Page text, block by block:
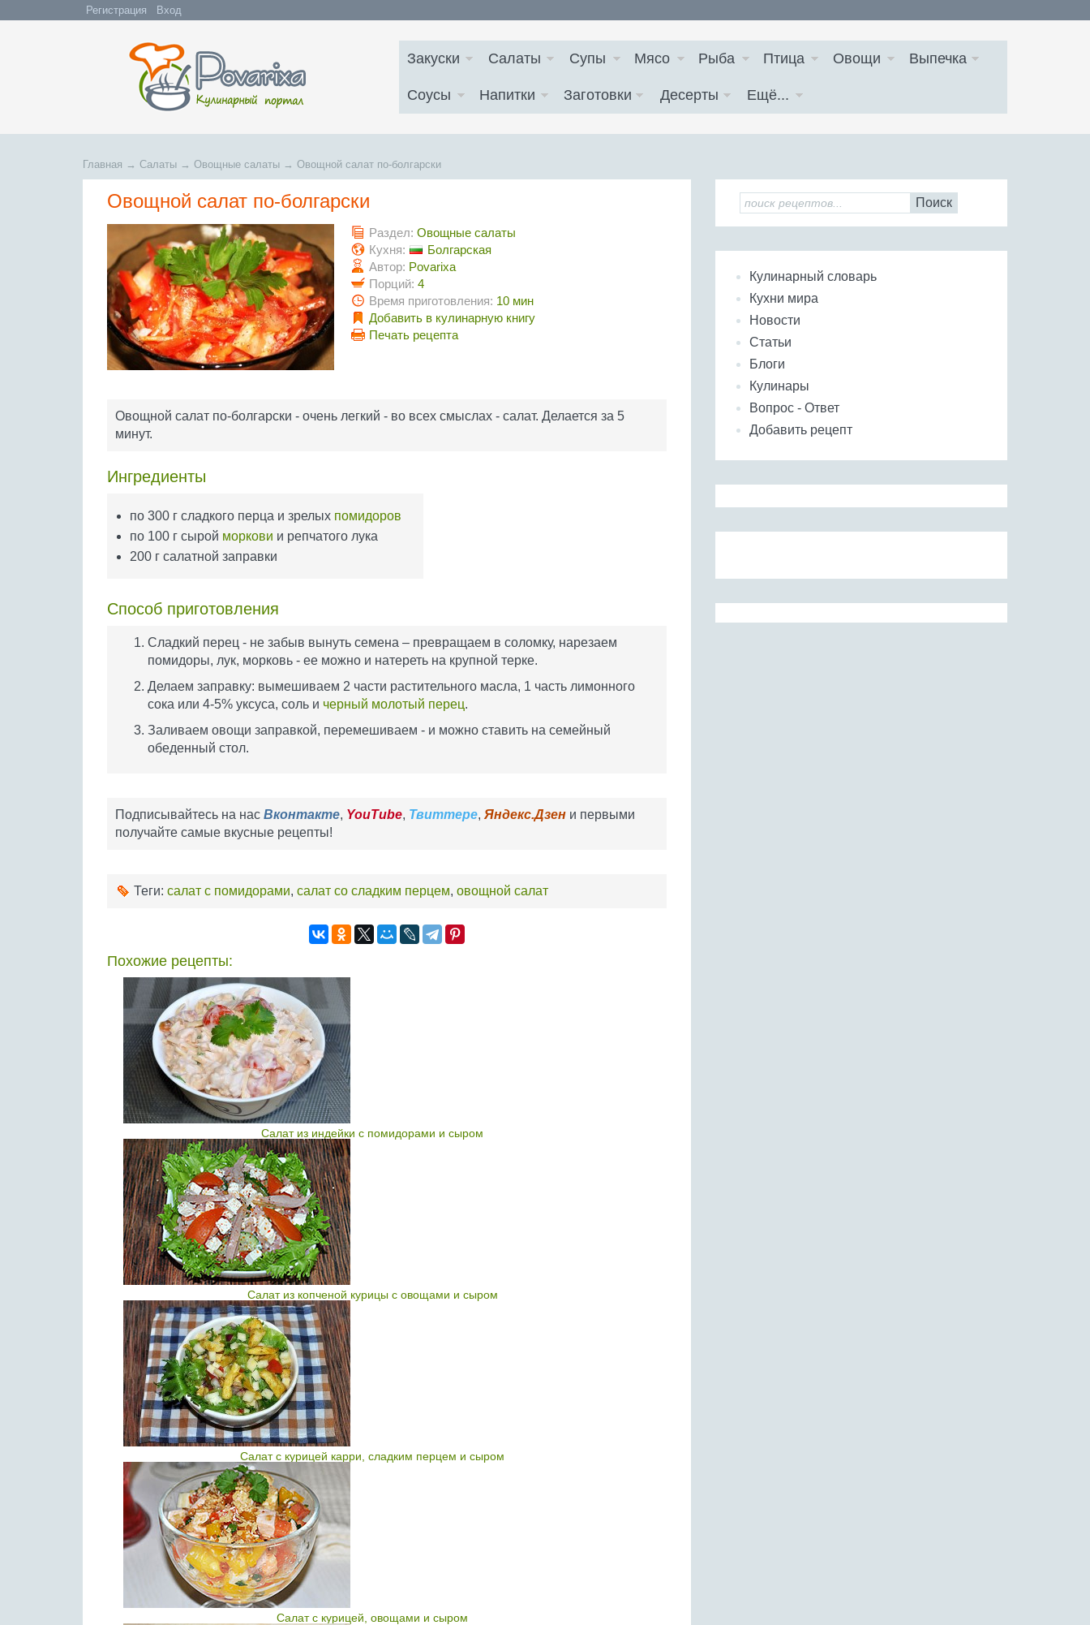
Регистрация Вход
Закуски Салаты Супы Мясо Рыба Птица Овощи Выпечка
Соусы Напитки Заготовки Десерты Ещё...
Главная → Салаты → Овощные салаты → Овощной салат по-болгарски
Овощной салат по-болгарски
Раздел: Овощные салаты
Кухня:
Болгарская
Автор: Povarixa
Порций: 4
Время приготовления: 10 мин
Добавить в кулинарную книгу
Печать рецепта
Овощной салат по-болгарски - очень легкий - во всех смыслах - салат. Делается за 5
минут.
Ингредиенты
по 300 г сладкого перца и зрелых помидоров
по 100 г сырой моркови и репчатого лука
200 г салатной заправки
Способ приготовления
Сладкий перец - не забыв вынуть семена – превращаем в соломку, нарезаем
помидоры, лук, морковь - ее можно и натереть на крупной терке.
Делаем заправку: вымешиваем 2 части растительного масла, 1 часть лимонного
сока или 4-5% уксуса, соль и черный молотый перец.
Заливаем овощи заправкой, перемешиваем - и можно ставить на семейный
обеденный стол.
Подписывайтесь на нас Вконтакте, YouTube, Твиттере, Яндекс.Дзен и первыми
получайте самые вкусные рецепты!
Теги: салат с помидорами, салат со сладким перцем, овощной салат
Похожие рецепты:
Салат из индейки с помидорами и сыром
Салат из копченой курицы с овощами и сыром
Салат с курицей карри, сладким перцем и сыром
Салат с курицей, овощами и сыром
Поиск
Кулинарный словарь
Кухни мира
Новости
Статьи
Блоги
Кулинары
Вопрос - Ответ
Добавить рецепт